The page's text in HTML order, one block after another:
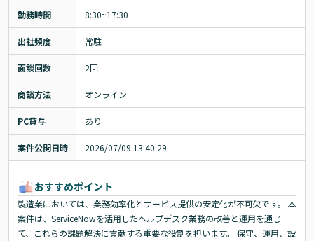
勤務時間 8:30~17:30
出社頻度 常駐
面談回数 2回
商談方法 オンライン
PC貸与 あり
案件公開日時 2026/07/09 13:40:29
おすすめポイント
製造業においては、業務効率化とサービス提供の安定化が不可欠です。 本
案件は、ServiceNowを活用したヘルプデスク業務の改善と運用を通じ
て、これらの課題解決に貢献する重要な役割を担います。 保守、運用、設